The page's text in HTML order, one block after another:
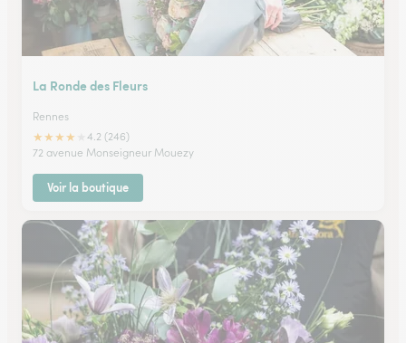
La Ronde des Fleurs
Rennes
★★★★
4.2 (246)
72 avenue Monseigneur Mouezy
Voir la boutique